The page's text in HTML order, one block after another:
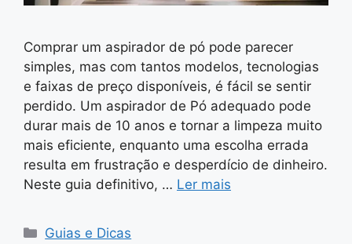
Comprar um aspirador de pó pode parecer
simples, mas com tantos modelos, tecnologias
e faixas de preço disponíveis, é fácil se sentir
perdido. Um aspirador de Pó adequado pode
durar mais de 10 anos e tornar a limpeza muito
mais eficiente, enquanto uma escolha errada
resulta em frustração e desperdício de dinheiro.
Neste guia definitivo, … Ler mais
Categorias
Guias e Dicas